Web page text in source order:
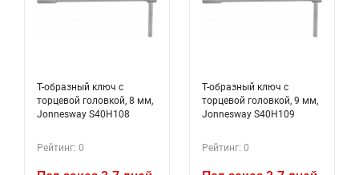
Т-образный ключ с
торцевой головкой, 8 мм,
Jonnesway S40H108
Рейтинг: 0
Т-образный ключ с
торцевой головкой, 9 мм,
Jonnesway S40H109
Рейтинг: 0